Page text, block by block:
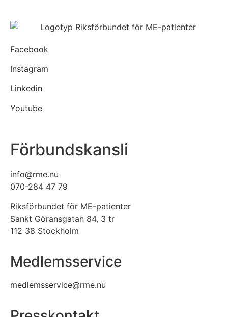
Facebook
Instagram
Linkedin
Youtube
Förbundskansli
info@rme.nu
070-284 47 79
Riksförbundet för ME-patienter
Sankt Göransgatan 84, 3 tr
112 38 Stockholm
Medlemsservice
medlemsservice@rme.nu